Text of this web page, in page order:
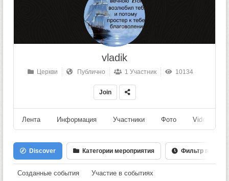
vladik
Церкви Публично 1 Участник 10134
Join
Лента Информация Участники Фото Videos
Discover Категории мероприятия Фильтр по Дате
Созданные события Участие в событиях